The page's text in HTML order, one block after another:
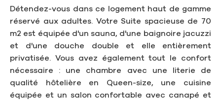
Détendez-vous dans ce logement haut de gamme
réservé aux adultes. Votre Suite spacieuse de 70
m2 est équipée d'un sauna, d'une baignoire jacuzzi
et d'une douche double et elle entièrement
privatisée. Vous avez également tout le confort
nécessaire : une chambre avec une literie de
qualité hôtelière en Queen-size, une cuisine
équipée et un salon confortable avec canapé et